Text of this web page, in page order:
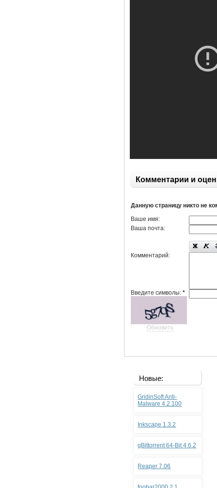
Комментарии и
Данную страницу никто не
Ваше имя:
Ваша почта:
Комментарий:
Введите символы:*
Обновить
Новые:
GridinSoft Anti-
Malware 4.2.100
Inkscape 1.3.2
qBittorrent 64-Bit 4.6.2
Reaper 7.06